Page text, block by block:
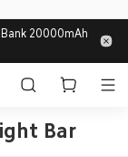
20000mAh
Bar